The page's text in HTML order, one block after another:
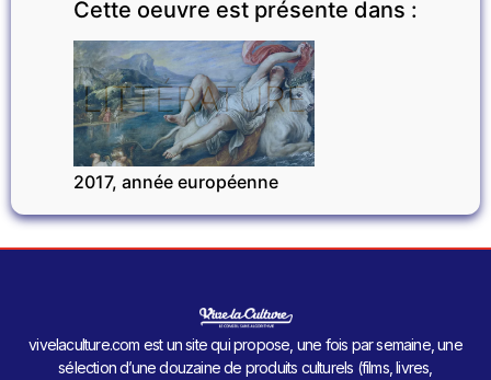
Cette oeuvre est présente dans :
LITTÉRATURE
2017, année européenne
vivelaculture.com est un site qui propose, une fois par semaine, une
sélection d’une douzaine de produits culturels (films, livres,